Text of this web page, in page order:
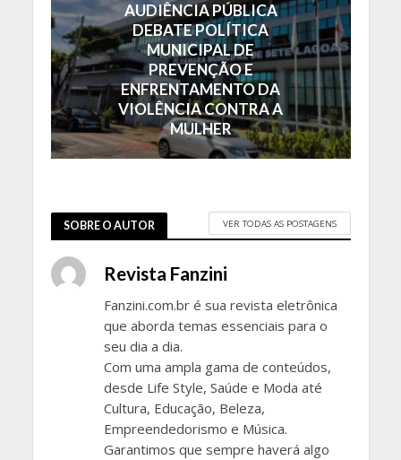
AUDIÊNCIA PÚBLICA
DEBATE POLÍTICA
MUNICIPAL DE
PREVENÇÃO E
ENFRENTAMENTO DA
VIOLÊNCIA CONTRA A
MULHER
SOBRE O AUTOR VER TODAS AS POSTAGENS
Revista Fanzini
Fanzini.com.br é sua revista eletrônica
que aborda temas essenciais para o
seu dia a dia.
Com uma ampla gama de conteúdos,
desde Life Style, Saúde e Moda até
Cultura, Educação, Beleza,
Empreendedorismo e Música.
Garantimos que sempre haverá algo